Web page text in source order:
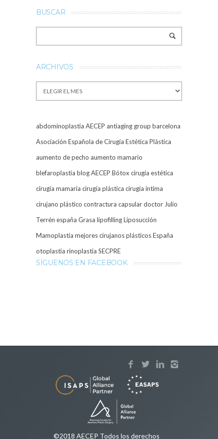
BUSCAR
ARCHIVOS
Archivos
abdominoplastia AECEP antiaging group barcelona
Asociación Española de Cirugía Estética Plástica
aumento de pecho aumento mamario
blefaroplastia blog AECEP Bótox cirugía estética
cirugía mamaria cirugía plástica cirugía íntima
cirujano plástico contractura capsulardoctor Julio
Terrén españa Grasa lipofillingLiposucción
Mamoplastia mejores cirujanos plásticos España
otoplastia rinoplastia SECPRE
SÍGUENOS EN FACEBOOK
©2018 AECEP Todos los derechos